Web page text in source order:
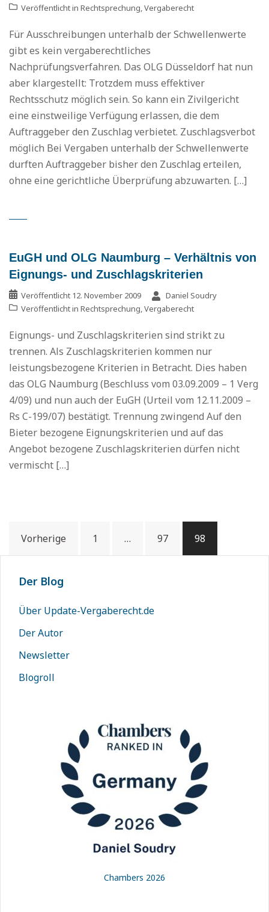
Veröffentlicht in Rechtsprechung,Vergaberecht
Für Ausschreibungen unterhalb der Schwellenwerte
gibt es kein vergaberechtliches
Nachprüfungsverfahren. Das OLG Düsseldorf hat nun
aber klargestellt: Trotzdem muss effektiver
Rechtsschutz möglich sein. So kann ein Zivilgericht
eine einstweilige Verfügung erlassen, die dem
Auftraggeber den Zuschlag verbietet. Zuschlagsverbot
möglich Bei Vergaben unterhalb der Schwellenwerte
durften Auftraggeber bisher den Zuschlag erteilen,
ohne eine gerichtliche Überprüfung abzuwarten. […]
EuGH und OLG Naumburg – Verhältnis von
Eignungs- und Zuschlagskriterien
Veröffentlicht 12. November 2009
Daniel Soudry
Veröffentlicht in Rechtsprechung,Vergaberecht
Eignungs- und Zuschlagskriterien sind strikt zu
trennen. Als Zuschlagskriterien kommen nur
leistungsbezogene Kriterien in Betracht. Dies haben
das OLG Naumburg (Beschluss vom 03.09.2009 – 1 Verg
4/09) und nun auch der EuGH (Urteil vom 12.11.2009 –
Rs C-199/07) bestätigt. Trennung zwingend Auf den
Bieter bezogene Eignungskriterien und auf das
Angebot bezogene Zuschlagskriterien dürfen nicht
vermischt […]
Beitragsnavigation
Vorherige 1 … 97 98
Der Blog
Über Update-Vergaberecht.de
Der Autor
Newsletter
Blogroll
Chambers 2026